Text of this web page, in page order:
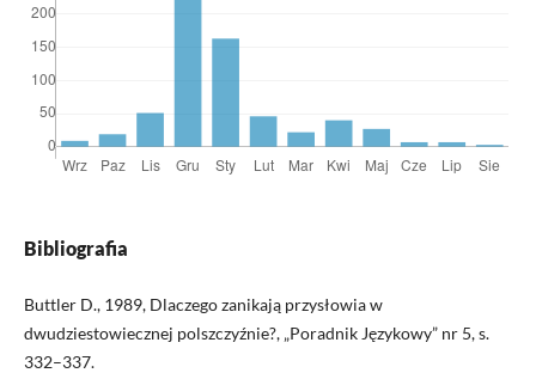
Bibliografia
Buttler D., 1989, Dlaczego zanikają przysłowia w
dwudziestowiecznej polszczyźnie?, „Poradnik Językowy” nr 5, s.
332–337.